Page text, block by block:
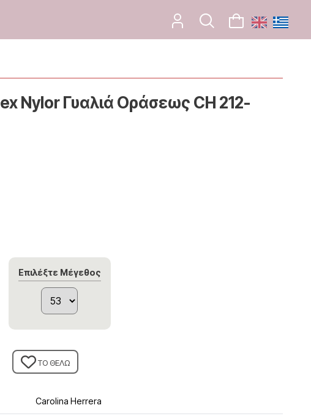
Nylor Γυαλιά Οράσεως CH 212-
Επιλέξτε Μέγεθος
ΤΟ ΘΕΛΩ
Carolina Herrera